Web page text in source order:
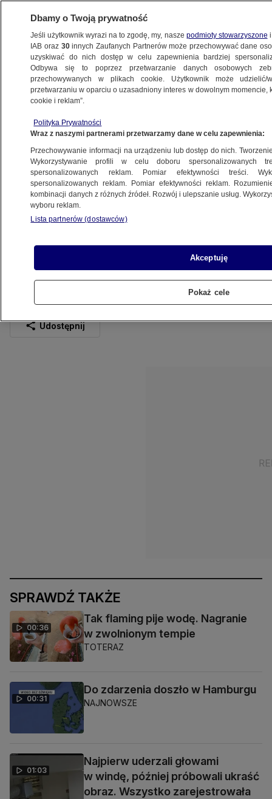
Piątnica. Pijany 37-latek jechał do
po alkohol. W aucie była jego dwuletnia
córka
Źródło:KMP Łomża
Udostępnij
SPRAWDŹ TAKŻE
00:36
Tak flaming pije wodę. Nagranie
w zwolnionym tempie
TOTERAZ
00:31
Do zdarzenia doszło w Hamburgu
NAJNOWSZE
01:03
Najpierw uderzali głowami
w windę, później próbowali ukraść
obraz. Wszystko zarejestrowała
Dbamy o Twoją prywatność
Jeśli użytkownik wyrazi na to zgodę, my, nasze podmioty stowarzyszone
IAB oraz 30innych Zaufanych Partnerów może przechowywać dane
uzyskiwać do nich dostęp w celu zapewnienia bardziej
Odbywa się to poprzez przetwarzanie danych osobowych
przechowywanych w plikach cookie. Użytkownik może
przetwarzaniu w oparciu o uzasadniony interes w dowolnym momencie,
cookie i reklam”.
Polityka Prywatności
Wraz z naszymi partnerami przetwarzamy dane w celu zapewnienia:
Przechowywanie informacji na urządzeniu lub dostęp do nich.
Wykorzystywanie profili w celu doboru spersonalizowanych
spersonalizowanych reklam. Pomiar efektywności treści.
spersonalizowanych reklam. Pomiar efektywności reklam.
kombinacji danych z różnych źródeł. Rozwój i ulepszanie usług.
wyboru reklam.
Lista partnerów (dostawców)
Akceptuję
Pokaż cele